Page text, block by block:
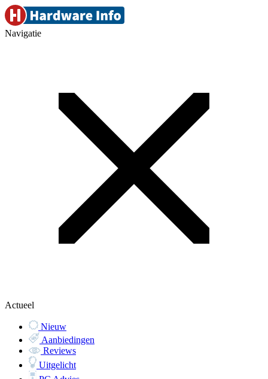
Navigatie
Actueel
Nieuw
Aanbiedingen
Reviews
Uitgelicht